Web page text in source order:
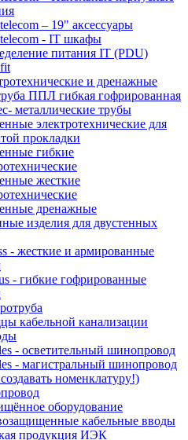
– 19" аксессуары
- IT шкафы
питания IT (PDU)
и дренажные
ППЛ гибкая гофрированная
металлические трубы
электротехнические для
прокладки
гибкие
жесткие
дренажные
изделия для двустенных
- жесткие и армированные
- гибкие гофрированные
кабельной канализации
- осветительный шинопровод
- магистральный шинопровод
номенклатуру!)
оборудование
кабельные вводы
продукция ИЭК